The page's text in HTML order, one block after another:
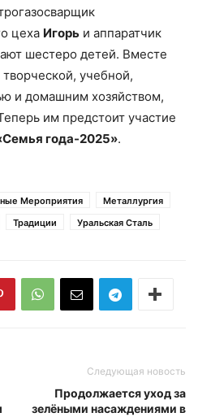
цеха Игорь и аппаратчик
шестеро детей. Вместе
учебной,
и домашним хозяйством,
им предстоит участие
года-2025».
Мероприятия
Металлургия
Традиции Уральская Сталь
Следующая новость
Продолжается уход за
зелёными насаждениями в